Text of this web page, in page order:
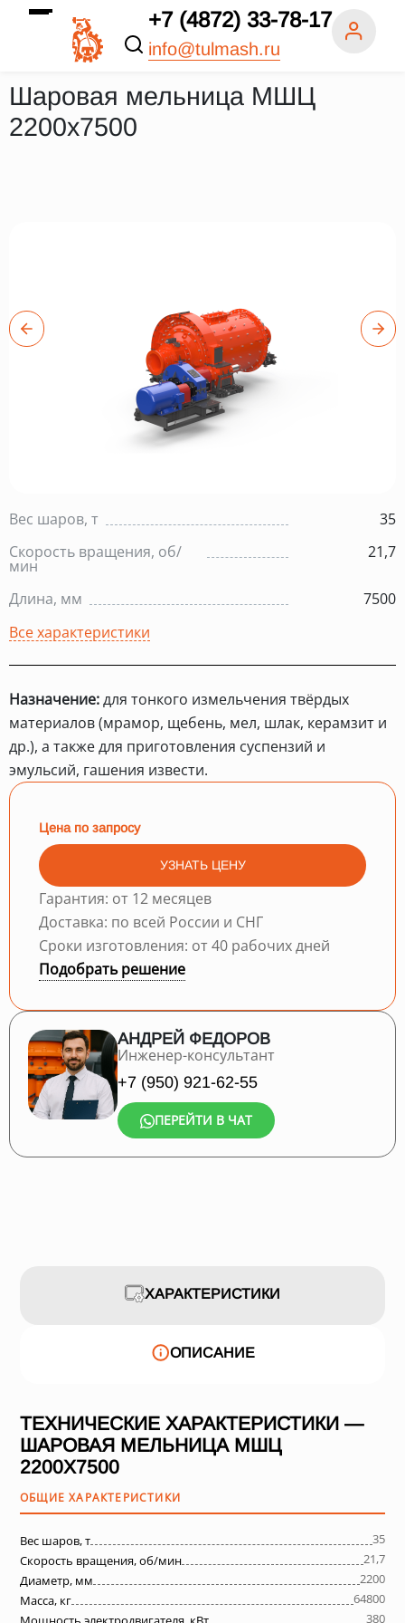
+7 (4872) 33-78-17
info@tulmash.ru
Шаровая мельница МШЦ
2200х7500
Вес шаров, т
35
Скорость вращения, об/
мин
21,7
Длина, мм
7500
Все характеристики
Назначение:для тонкого измельчения твёрдых
материалов (мрамор, щебень, мел, шлак, керамзит и
др.), а также для приготовления суспензий и
эмульсий, гашения извести.
Цена по запросу
УЗНАТЬ ЦЕНУ
Гарантия: от 12 месяцев
Доставка: по всей России и СНГ
Сроки изготовления: от 40 рабочих дней
Подобрать решение
АНДРЕЙ ФЕДОРОВ
Инженер-консультант
+7 (950) 921-62-55
ПЕРЕЙТИ В ЧАТ
ХАРАКТЕРИСТИКИ
ОПИСАНИЕ
ТЕХНИЧЕСКИЕ ХАРАКТЕРИСТИКИ —
ШАРОВАЯ МЕЛЬНИЦА МШЦ
2200Х7500
ОБЩИЕ ХАРАКТЕРИСТИКИ
Вес шаров, т
35
Скорость вращения, об/мин
21,7
Диаметр, мм
2200
Масса, кг
64800
380